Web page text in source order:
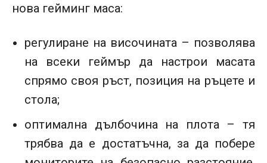
нова гейминг маса:
регулиране на височината – позволява
на всеки геймър да настрои масата
спрямо своя ръст, позиция на ръцете и
стола;
оптимална дълбочина на плота – тя
трябва да е достатъчна, за да побере